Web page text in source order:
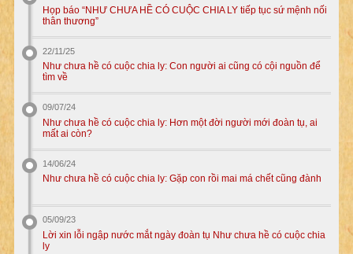
Họp báo “NHƯ CHƯA HỀ CÓ CUỘC CHIA LY tiếp tục sứ mệnh nối
thân thương”
22/11/25
Như chưa hề có cuộc chia ly: Con người ai cũng có cội nguồn để
tìm về
09/07/24
Như chưa hề có cuộc chia ly: Hơn một đời người mới đoàn tụ, ai
mất ai còn?
14/06/24
Như chưa hề có cuộc chia ly: Gặp con rồi mai má chết cũng đành
05/09/23
Lời xin lỗi ngập nước mắt ngày đoàn tụ Như chưa hề có cuộc chia
ly